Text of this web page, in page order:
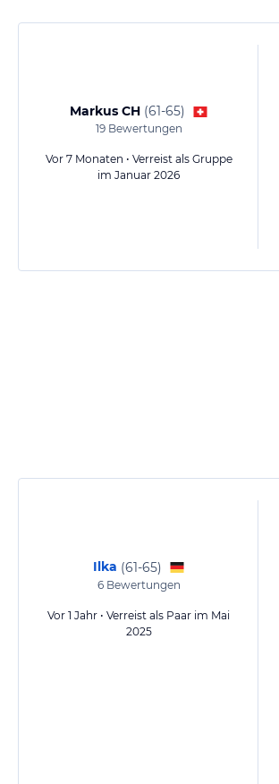
Markus CH (61-65)
19Bewertungen
Vor 7 Monaten • Verreist als Gruppe
im Januar 2026
Ilka (61-65)
6Bewertungen
Vor 1 Jahr • Verreist als Paar im Mai
2025